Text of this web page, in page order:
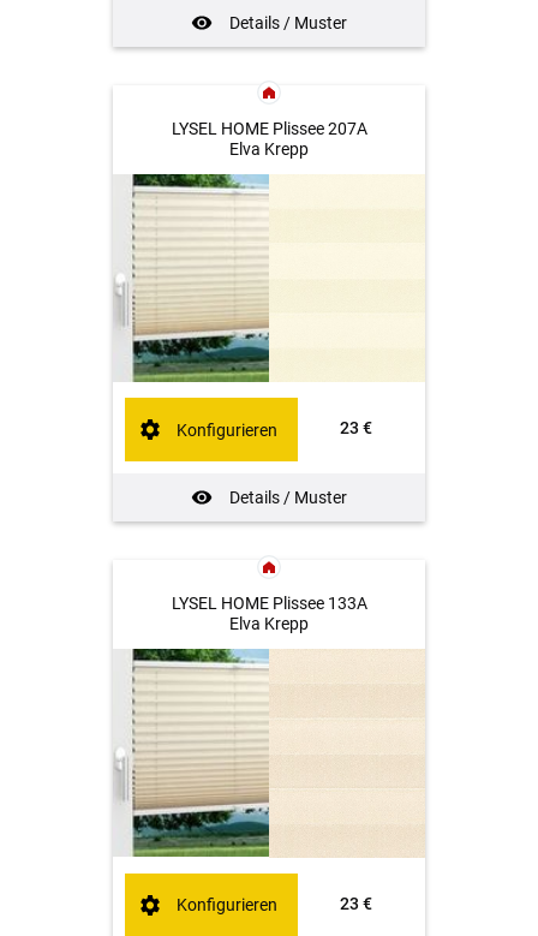
Details / Muster
LYSEL HOME Plissee 207A
Elva Krepp
23 €
Details / Muster
Konfigurieren
LYSEL HOME Plissee 133A
Elva Krepp
23 €
Konfigurieren